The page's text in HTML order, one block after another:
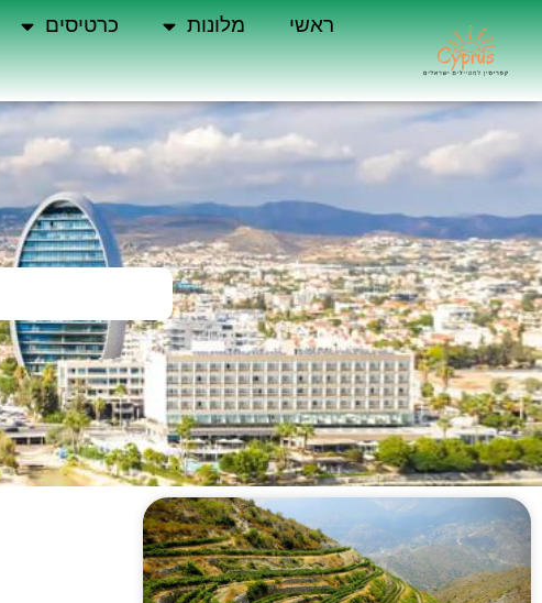
ראשי מלונות כרטיסים